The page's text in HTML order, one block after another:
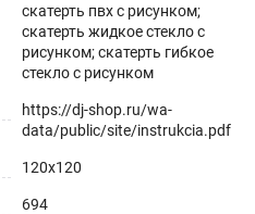
скатерть пвх с рисунком;
скатерть жидкое стекло с
рисунком; скатерть гибкое
стекло с рисунком
https://dj-shop.ru/wa-
data/public/site/instrukcia.pdf
120x120
694